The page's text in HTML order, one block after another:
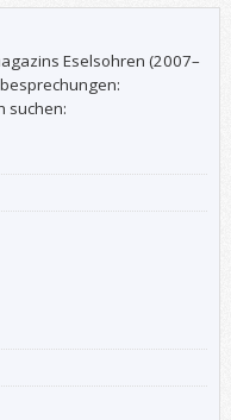
Eselsohren (2007–
suchen: